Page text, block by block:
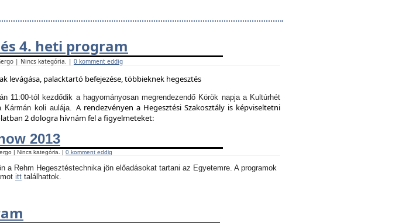
4. heti program
| Nincs kategória. | 0 komment eddig
levágása, palacktartó befejezése, többieknek hegesztés
11:00-tól kezdődik a hagyományosan megrendezendő Körök napja a Kultúrhét
Kármán koli aulája. A rendezvényen a Hegesztési Szakosztály is képviseltetni
2 dologra hívnám fel a figyelmeteket:
2013
| Nincs kategória. | 0 komment eddig
a Rehm Hegesztéstechnika jön előadásokat tartani az Egyetemre. A programok
itt találhattok.